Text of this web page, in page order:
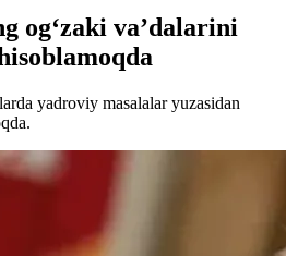
og‘zaki va’dalarini
yadroviy masalalar yuzasidan